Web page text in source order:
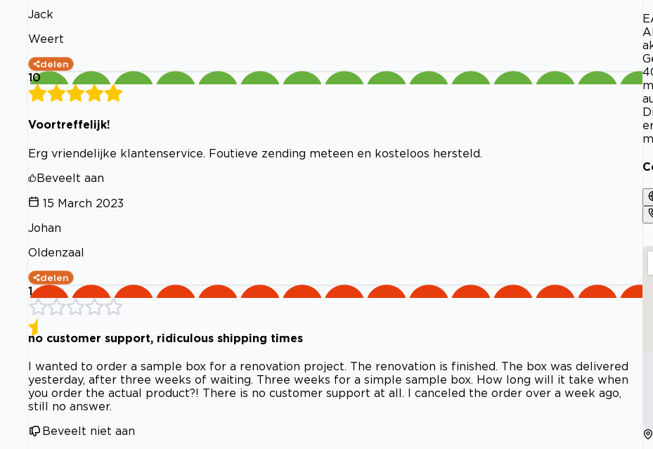
Jack
Weert
delen
10
Voortreffelijk!
Erg vriendelijke klantenservice. Foutieve zending meteen en kosteloos hersteld.
Beveelt aan
15 March 2023
Johan
Oldenzaal
delen
1
no customer support, ridiculous shipping times
I wanted to order a sample box for a renovation project. The renovation is finished. The box was delivered
yesterday, after three weeks of waiting. Three weeks for a simple sample box. How long will it take when
you order the actual product?! There is no customer support at all. I canceled the order over a week ago,
still no answer.
Beveelt niet aan